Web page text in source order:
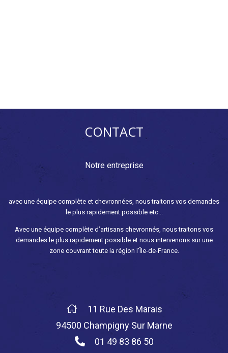
CONTACT
Notre entreprise
avec une équipe complète et chevronnées, nous traitons vos demandes
le plus rapidement possible etc...
Avec une équipe complète d’artisans chevronnés, nous traitons vos
demandes le plus rapidement possible et nous intervenons sur une
zone couvrant toute la région l’Île-de-France.
11 Rue Des Marais
94500 Champigny Sur Marne
01 49 83 86 50